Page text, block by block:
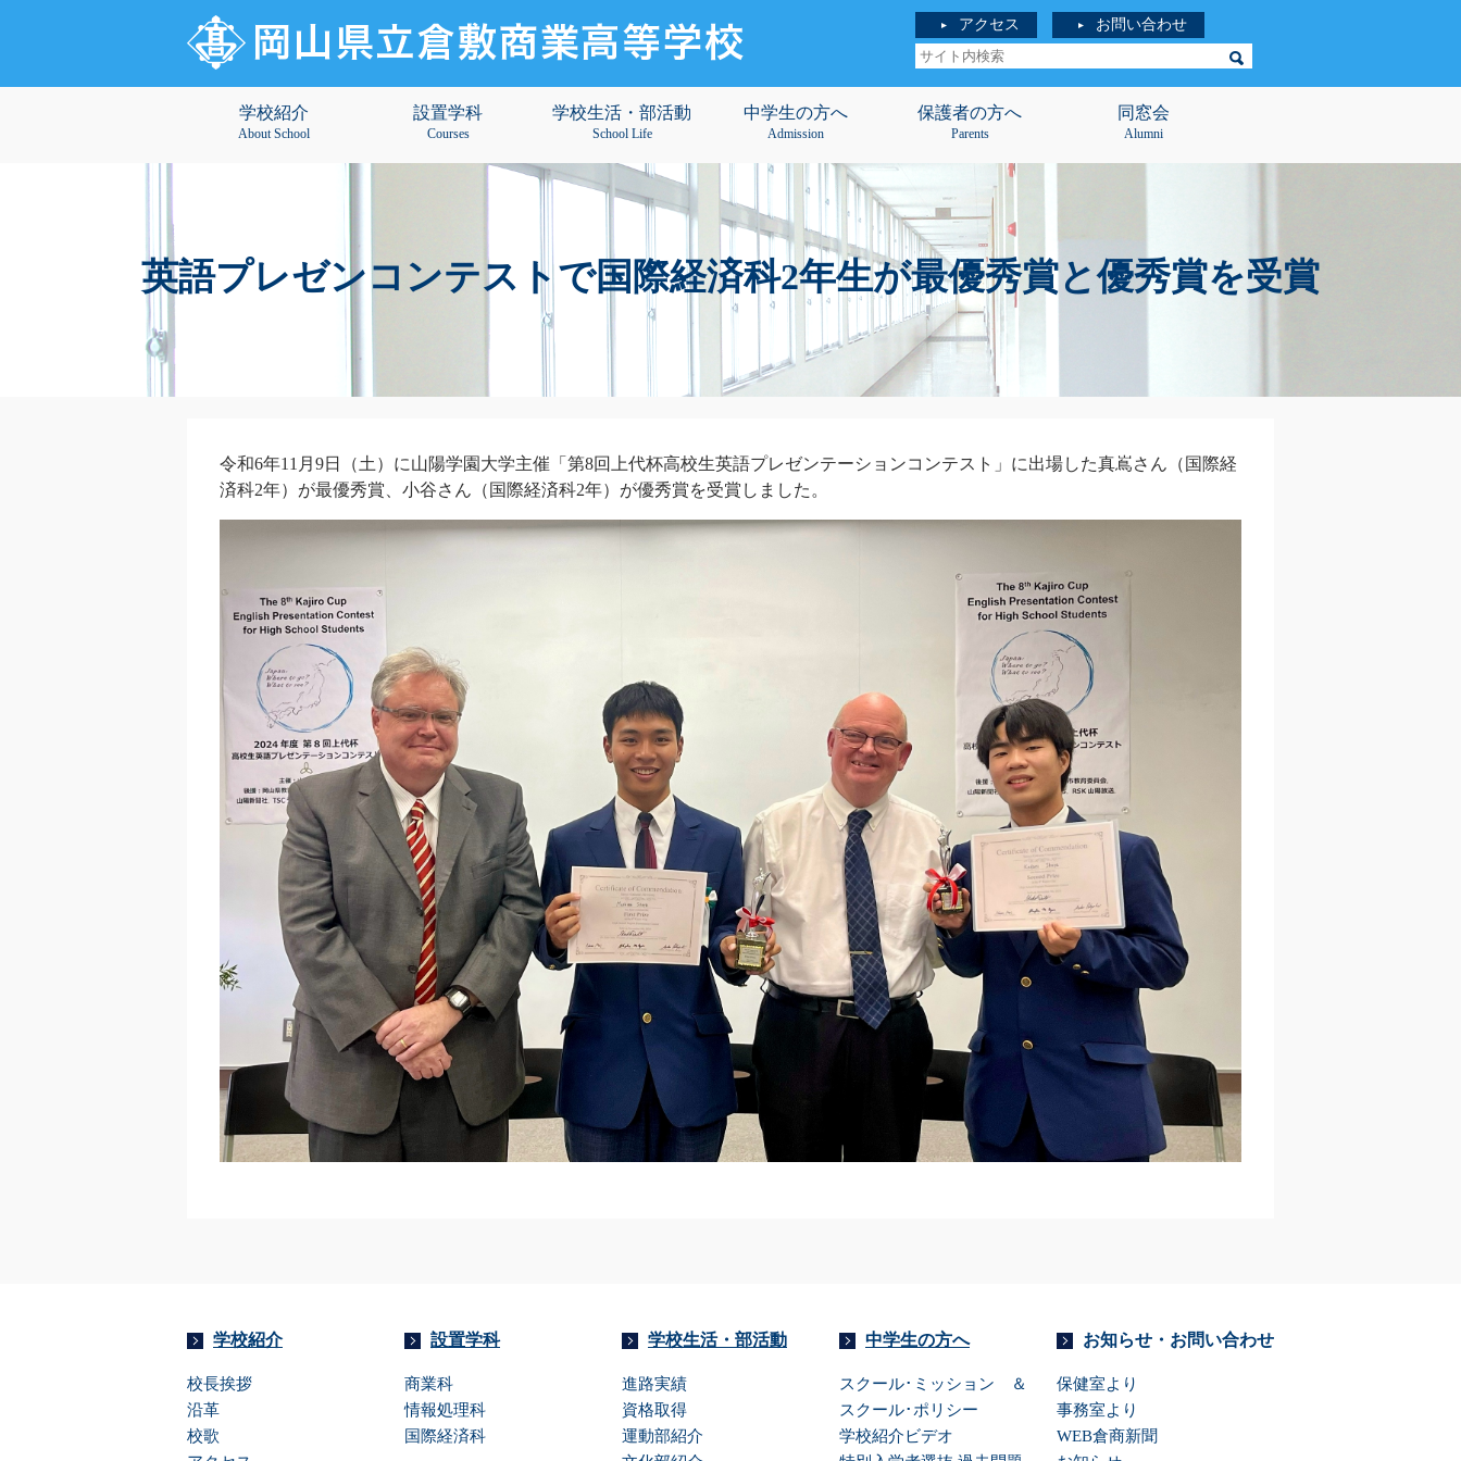
アクセス お問い合わせ
学校紹介
About School
設置学科
Courses
学校生活・部活動
School Life
中学生の方へ
Admission
保護者の方へ
Parents
同窓会
Alumni
英語プレゼンコンテストで国際経済科2年生が最優秀賞と優秀賞を受賞
令和6年11月9日（土）に山陽学園大学主催「第8回上代杯高校生英語プレゼンテーションコンテスト」に出場した真嶌さん（国際経
済科2年） が最優秀賞、小谷さん（国際経済科2年）が優秀賞を受賞しました。
学校紹介
校長挨拶
沿革
校歌
設置学科
商業科
情報処理科
国際経済科
学校生活・部活動
進路実績
資格取得
運動部紹介
中学生の方へ
スクール･ミッション ＆
スクール･ポリシー
学校紹介ビデオ
お知らせ・お問い合わせ
保健室より
事務室より
WEB倉商新聞